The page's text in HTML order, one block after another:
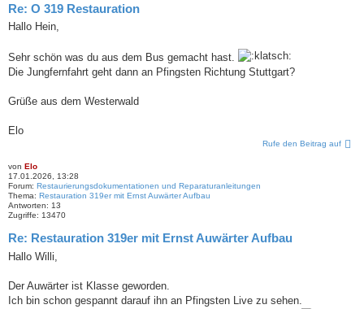
Re: O 319 Restauration
Hallo Hein,
Sehr schön was du aus dem Bus gemacht hast.
Die Jungfernfahrt geht dann an Pfingsten Richtung Stuttgart?
Grüße aus dem Westerwald
Elo
Rufe den Beitrag auf
von Elo
17.01.2026, 13:28
Forum: Restaurierungsdokumentationen und Reparaturanleitungen
Thema: Restauration 319er mit Ernst Auwärter Aufbau
Antworten: 13
Zugriffe: 13470
Re: Restauration 319er mit Ernst Auwärter Aufbau
Hallo Willi,
Der Auwärter ist Klasse geworden.
Ich bin schon gespannt darauf ihn an Pfingsten Live zu sehen.